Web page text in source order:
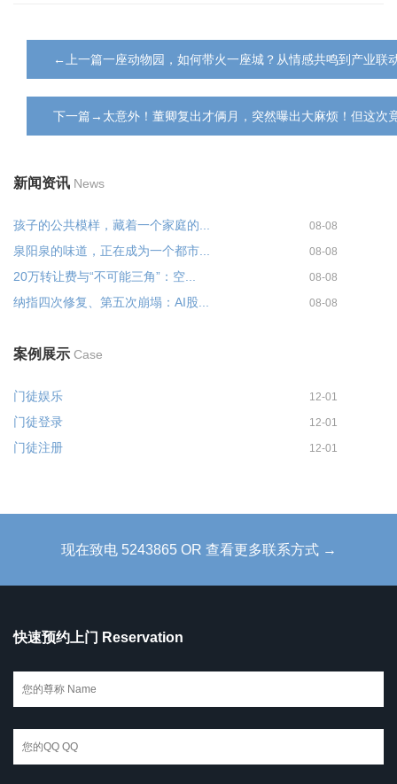
←上一篇一座动物园，如何带火一座城？从情感共鸣到产业联
下一篇→太意外！董卿复出才俩月，突然曝出大麻烦！但这次
新闻资讯 News
孩子的公共模样，藏着一个家庭的... 08-08
泉阳泉的味道，正在成为一个都市... 08-08
20万转让费与“不可能三角”：空... 08-08
纳指四次修复、第五次崩塌：AI股... 08-08
案例展示 Case
门徒娱乐 12-01
门徒登录 12-01
门徒注册 12-01
现在致电 5243865 OR 查看更多联系方式 →
快速预约上门 Reservation